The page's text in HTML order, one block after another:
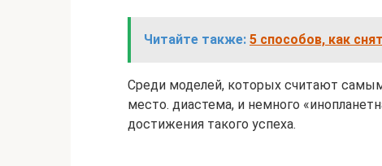
Читайте также: 5 способов, как
Среди моделей, которых считают
место. диастема, и немного
достижения такого успеха.